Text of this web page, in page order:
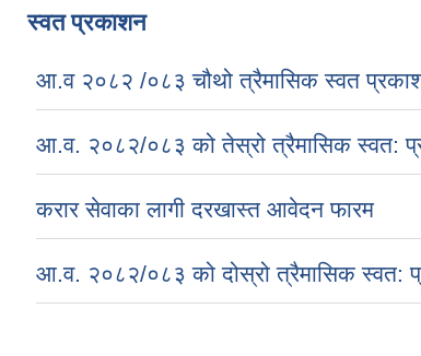
स्वत प्रकाशन
आ.व २०८२ /०८३ चौथो त्रैमासिक स्वत
आ.व. २०८२/०८३ को तेस्रो त्रैमासिक स्वत:
करार सेवाका लागी दरखास्त आवेदन फारम
आ.व. २०८२/०८३ को दोस्रो त्रैमासिक स्वत: